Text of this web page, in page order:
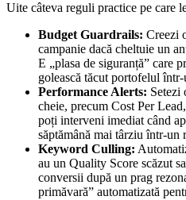
Uite câteva reguli practice pe care
Budget Guardrails: Creezi
campanie dacă cheltuie un
E „plasa de siguranță” care
golească tăcut portofelul
Performance Alerts: Setezi
cheie, precum Cost Per
poți interveni imediat când
săptămână mai târziu într-un
Keyword Culling:
au un Quality Score scăzut
conversii după un prag
primăvară” automatizată